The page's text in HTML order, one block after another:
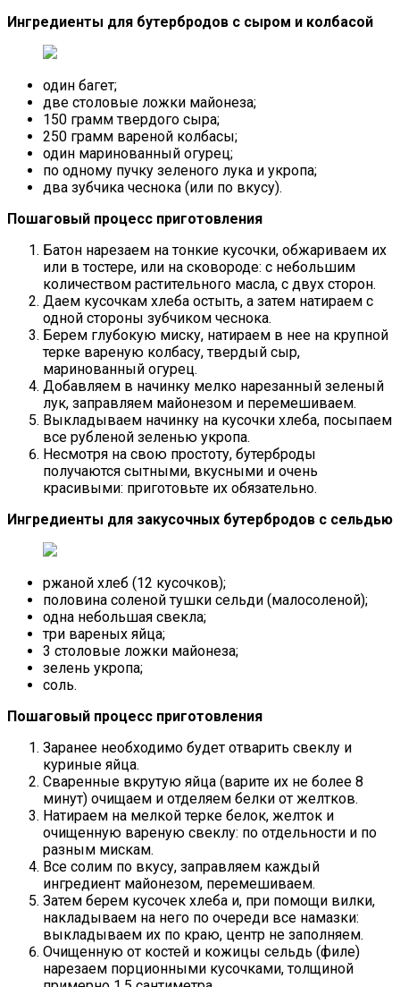
Ингредиенты для бутербродов с сыром и колбасой
один багет;
две столовые ложки майонеза;
150 грамм твердого сыра;
250 грамм вареной колбасы;
один маринованный огурец;
по одному пучку зеленого лука и укропа;
два зубчика чеснока (или по вкусу).
Пошаговый процесс приготовления
Батон нарезаем на тонкие кусочки, обжариваем их
или в тостере, или на сковороде: с небольшим
количеством растительного масла, с двух сторон.
Даем кусочкам хлеба остыть, а затем натираем с
одной стороны зубчиком чеснока.
Берем глубокую миску, натираем в нее на крупной
терке вареную колбасу, твердый сыр,
маринованный огурец.
Добавляем в начинку мелко нарезанный зеленый
лук, заправляем майонезом и перемешиваем.
Выкладываем начинку на кусочки хлеба, посыпаем
все рубленой зеленью укропа.
Несмотря на свою простоту, бутерброды
получаются сытными, вкусными и очень
красивыми: приготовьте их обязательно.
Ингредиенты для закусочных бутербродов с сельдью
ржаной хлеб (12 кусочков);
половина соленой тушки сельди (малосоленой);
одна небольшая свекла;
три вареных яйца;
3 столовые ложки майонеза;
зелень укропа;
соль.
Пошаговый процесс приготовления
Заранее необходимо будет отварить свеклу и
куриные яйца.
Сваренные вкрутую яйца (варите их не более 8
минут) очищаем и отделяем белки от желтков.
Натираем на мелкой терке белок, желток и
очищенную вареную свеклу: по отдельности и по
разным мискам.
Все солим по вкусу, заправляем каждый
ингредиент майонезом, перемешиваем.
Затем берем кусочек хлеба и, при помощи вилки,
накладываем на него по очереди все намазки:
выкладываем их по краю, центр не заполняем.
Очищенную от костей и кожицы сельдь (филе)
нарезаем порционными кусочками, толщиной